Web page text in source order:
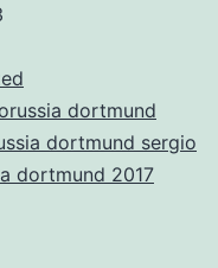
dortmund
dortmund sergio
dortmund 2017